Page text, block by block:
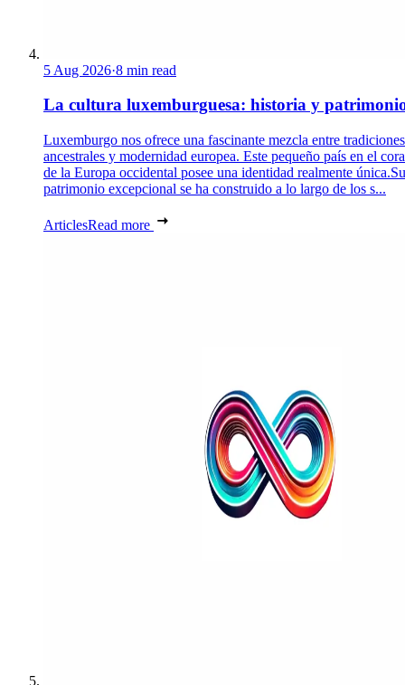
5 Aug 2026·8 min read
La cultura luxemburguesa: historia y
Luxemburgo nos ofrece una fascinante mezcla entre tradiciones
ancestrales y modernidad europea. Este pequeño país en el
de la Europa occidental posee una identidad realmente única.Su
patrimonio excepcional se ha construido a lo largo de los s...
ArticlesRead more